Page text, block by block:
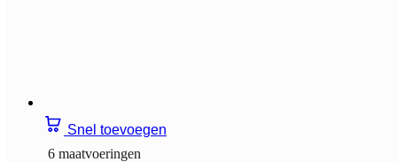
Snel toevoegen
6 maatvoeringen